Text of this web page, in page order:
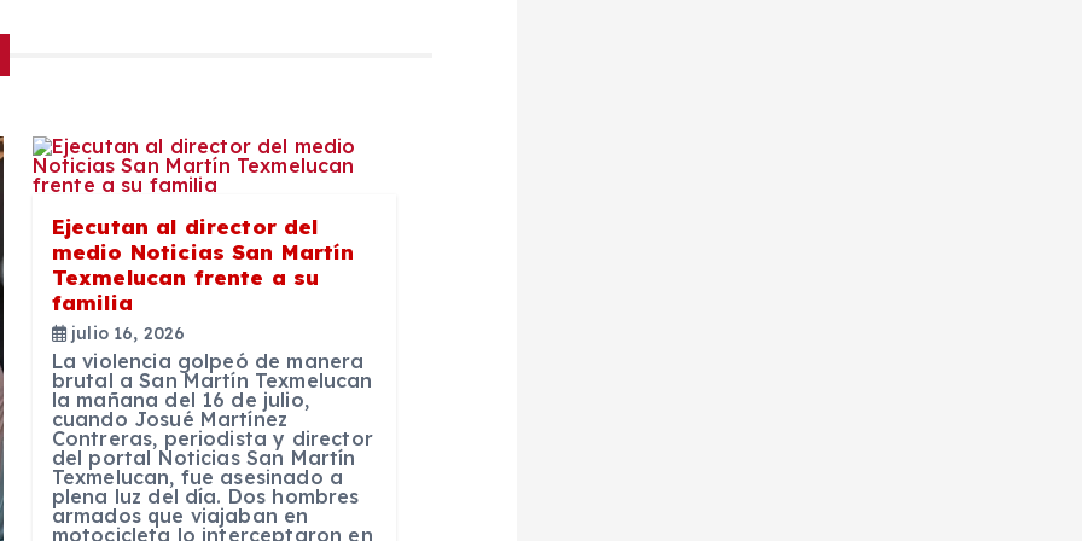
Ejecutan al director del
medio Noticias San Martín
Texmelucan frente a su
familia
julio 16, 2026
La violencia golpeó de manera
brutal a San Martín Texmelucan
la mañana del 16 de julio,
cuando Josué Martínez
Contreras, periodista y director
del portal Noticias San Martín
Texmelucan, fue asesinado a
plena luz del día. Dos hombres
armados que viajaban en
motocicleta lo interceptaron en